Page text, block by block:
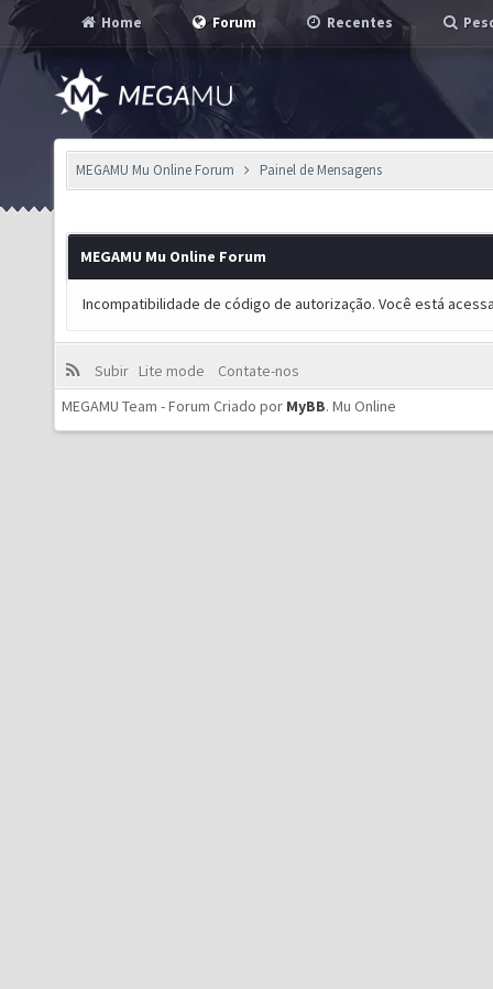
Home Forum Recentes
MEGAMU Mu Online Forum Painel de Mensagens
MEGAMU Mu Online Forum
Incompatibilidade de código de autorização. Você está
Subir Lite mode
Contate-nos
MEGAMU Team - Forum Criado por MyBB. Mu Online